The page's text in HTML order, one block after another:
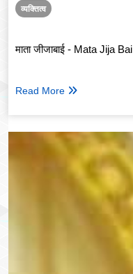
व्यक्तित्व
माता जीजाबाई - Mata Jija Bai
Read More